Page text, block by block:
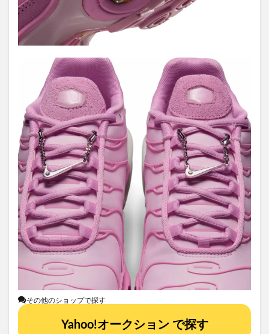
その他のショップで探す
Yahoo!オークション で探す